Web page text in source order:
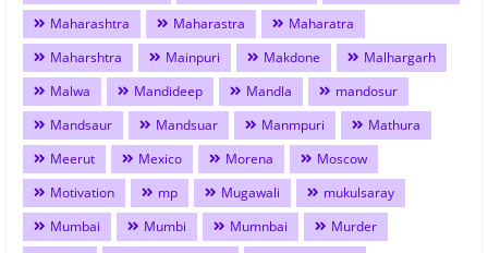
Maharashtra
Maharastra
Maharatra
Maharshtra
Mainpuri Makdone
Malhargarh
Malwa
Mandideep Mandla
mandosur
Mandsaur
Mandsuar Manmpuri
Mathura
Meerut
Mexico Morena
Moscow
Motivation
mp Mugawali
mukulsaray
Mumbai
Mumbi Mumnbai
Murder